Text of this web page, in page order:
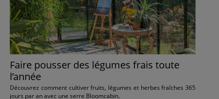
Faire pousser des légumes frais toute
l’année
Découvrez comment cultiver fruits, légumes et herbes fraîches 365
jours par an avec une serre Bloomcabin.